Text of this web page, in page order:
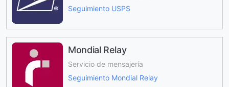
Seguimiento USPS
Mondial Relay
Servicio de mensajería
Seguimiento Mondial Relay